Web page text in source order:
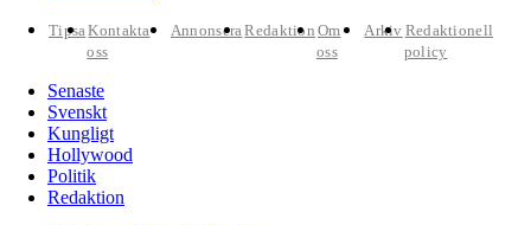
TipsaKontakta
oss
AnnonseraRedaktion Om
oss
Arkiv Redaktionell
policy
Senaste
Svenskt
Kungligt
Hollywood
Politik
Redaktion